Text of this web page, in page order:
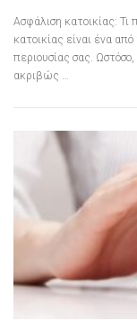
Ασφάλιση κατοικίας: Τι
κατοικίας είναι ένα
περιουσίας σας.
ακριβώς …